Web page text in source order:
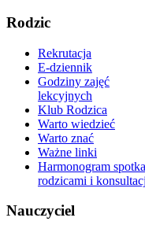
Rodzic
Rekrutacja
E-dziennik
Godziny zajęć
lekcyjnych
Klub Rodzica
Warto wiedzieć
Warto znać
Ważne linki
Harmonogram
rodzicami i
Nauczyciel